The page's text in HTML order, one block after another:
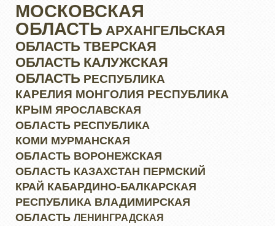
отправились
по…
список, а…
МОСКОВСКАЯ
ОБЛАСТЬ АРХАНГЕЛЬСКАЯ
ОБЛАСТЬ ТВЕРСКАЯ
ОБЛАСТЬ КАЛУЖСКАЯ
ОБЛАСТЬ РЕСПУБЛИКА
КАРЕЛИЯ МОНГОЛИЯ РЕСПУБЛИКА
КРЫМ ЯРОСЛАВСКАЯ
ОБЛАСТЬ РЕСПУБЛИКА
КОМИ МУРМАНСКАЯ
ОБЛАСТЬ ВОРОНЕЖСКАЯ
ОБЛАСТЬ КАЗАХСТАН ПЕРМСКИЙ
КРАЙ КАБАРДИНО-БАЛКАРСКАЯ
РЕСПУБЛИКА ВЛАДИМИРСКАЯ
ОБЛАСТЬ ЛЕНИНГРАДСКАЯ